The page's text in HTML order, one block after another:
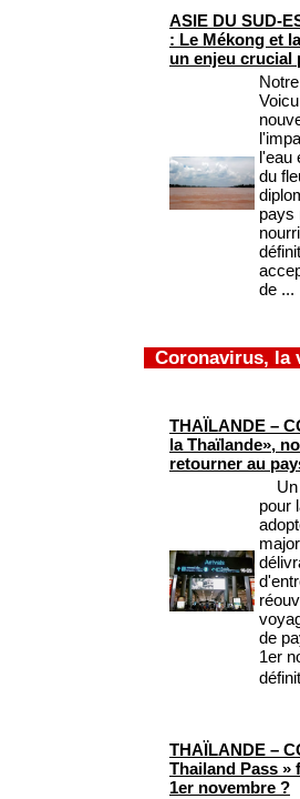
ASIE DU SUD-
: Le Mékong et
un enjeu crucial
l'eau
du
pays
de ...
Coronavirus, la
THAÏLANDE –
la Thaïlande»,
retourner au
Un
pour
de
1er
THAÏLANDE –
Thailand Pass »
1er novembre ?